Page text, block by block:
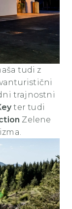
tudi z
trajnostni
ter tudi
Zelene
.